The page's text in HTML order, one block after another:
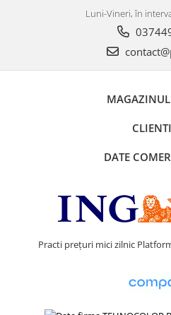
Luni-Vineri, în
CLIENTI
DATE
Practi prețuri mici zilnic